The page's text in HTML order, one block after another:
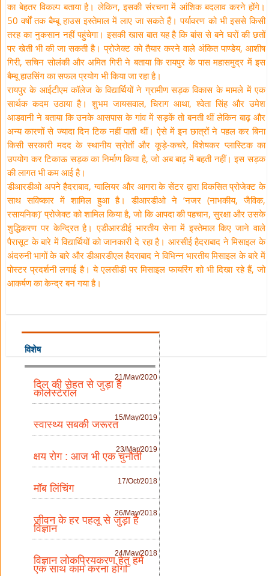
का बेहतर विकल्प बताया है। लेकिन, इसकी संरचना में आंशिक बदलाव करने होंगे।
50 वर्षों तक बैम्बू हाउस इस्तेमाल में लाए जा सकते हैं। पर्यावरण को भी इससे किसी
तरह का नुकसान नहीं पहुंचेगा। इसकी खास बात यह है कि बांस से बने घरों की छतों
पर खेती भी की जा सकती है। प्रोजेक्ट को तैयार करने वाले अंकित पाण्डेय, आशीष
गिरी, सचिन सोलंकी और अमित गिरी ने बताया कि रायपुर के पास महासमुद्र में इस
बैम्बू हाउसिंग का सफल प्रयोग भी किया जा रहा है।
रायपुर के आईटीएम कॉलेज के विद्यार्थियों ने ग्रामीण सड़क विकास के मामले में एक
सार्थक कदम उठाया है। शुभम जायसवाल, चिराग आथा, श्वेता सिंह और उमेश
आडवानी ने बताया कि उनके आसपास के गांव में सड़कें तो बनती थीं लेकिन बाढ़ और
अन्य कारणों से ज्यादा दिन टिक नहीं पाती थीं। ऐसे में इन छात्रों ने पहल कर बिना
किसी सरकारी मदद के स्थानीय स्रोतों और कूड़े-कचरे, विशेषकर प्लास्टिक का
उपयोग कर टिकाऊ सड़क का निर्माण किया है, जो अब बाढ़ में बहती नहीं। इस सड़क
की लागत भी कम आई है।
डीआरडीओ अपने हैदराबाद, ग्वालियर और आगरा के सेंटर द्वारा विकसित प्रोजेक्ट के
साथ सविष्कार में शामिल हुआ है। डीआरडीओ ने ‘नजर (नाभकीय, जैविक,
रसायनिक)’ प्रोजेक्ट को शामिल किया है, जो कि आपदा की पहचान, सुरक्षा और उसके
शुद्धिकरण पर केन्द्रित है। एडीआरडीई भारतीय सेना में इस्तेमाल किए जाने वाले
पैरासूट के बारे में विद्यार्थियों को जानकारी दे रहा है। आरसीई हैदराबाद ने मिसाइल के
अंदरुनी भागों के बारे और डीआरडीएल हैदराबाद ने विभिन्न भारतीय मिसाइल के बारे में
पोस्टर प्रदर्शनी लगाई है। ये एलसीडी पर मिसाइल फायरिंग शो भी दिखा रहे हैं, जो
आकर्षण का केन्द्र बन गया है।
विशेष
21/May/2020
दिल की सेहत से जुड़ा है
कोलेस्टेरॉल
15/May/2019
स्वास्थ्य सबकी जरूरत
23/Mar/2019
क्षय रोग : आज भी एक चुनौती
17/Oct/2018
मॉब लिंचिंग
26/May/2018
जीवन के हर पहलू से जुड़ा है
विज्ञान
24/May/2018
विज्ञान लोकप्रियकरण हेतु हमें
एक साथ काम करना होगा